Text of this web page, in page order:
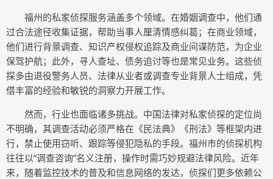
福州的私家侦探服务涵盖多个领域。在婚姻调查中，他们通
过合法途径收集证据，帮助当事人厘清情感纠葛；在商业领域，
他们进行背景调查、知识产权侵权追踪及商业间谍防范，为企业
保驾护航；此外，寻人查址、债务追讨等也是常见业务。这些侦
探多由退役警务人员、法律从业者或调查专业背景人士组成，凭
借丰富的经验和敏锐的洞察力开展工作。
然而，行业也面临诸多挑战。中国法律对私家侦探的定位尚
不明确，其调查活动必须严格在《民法典》《刑法》等框架内进
行，禁止使用窃听、跟踪等侵犯隐私的手段。福州市的侦探机构
往往以“调查咨询”名义注册，操作时需巧妙规避法律风险。近年
来，随着监控技术的普及和信息网络的发达，侦探们更多依赖公